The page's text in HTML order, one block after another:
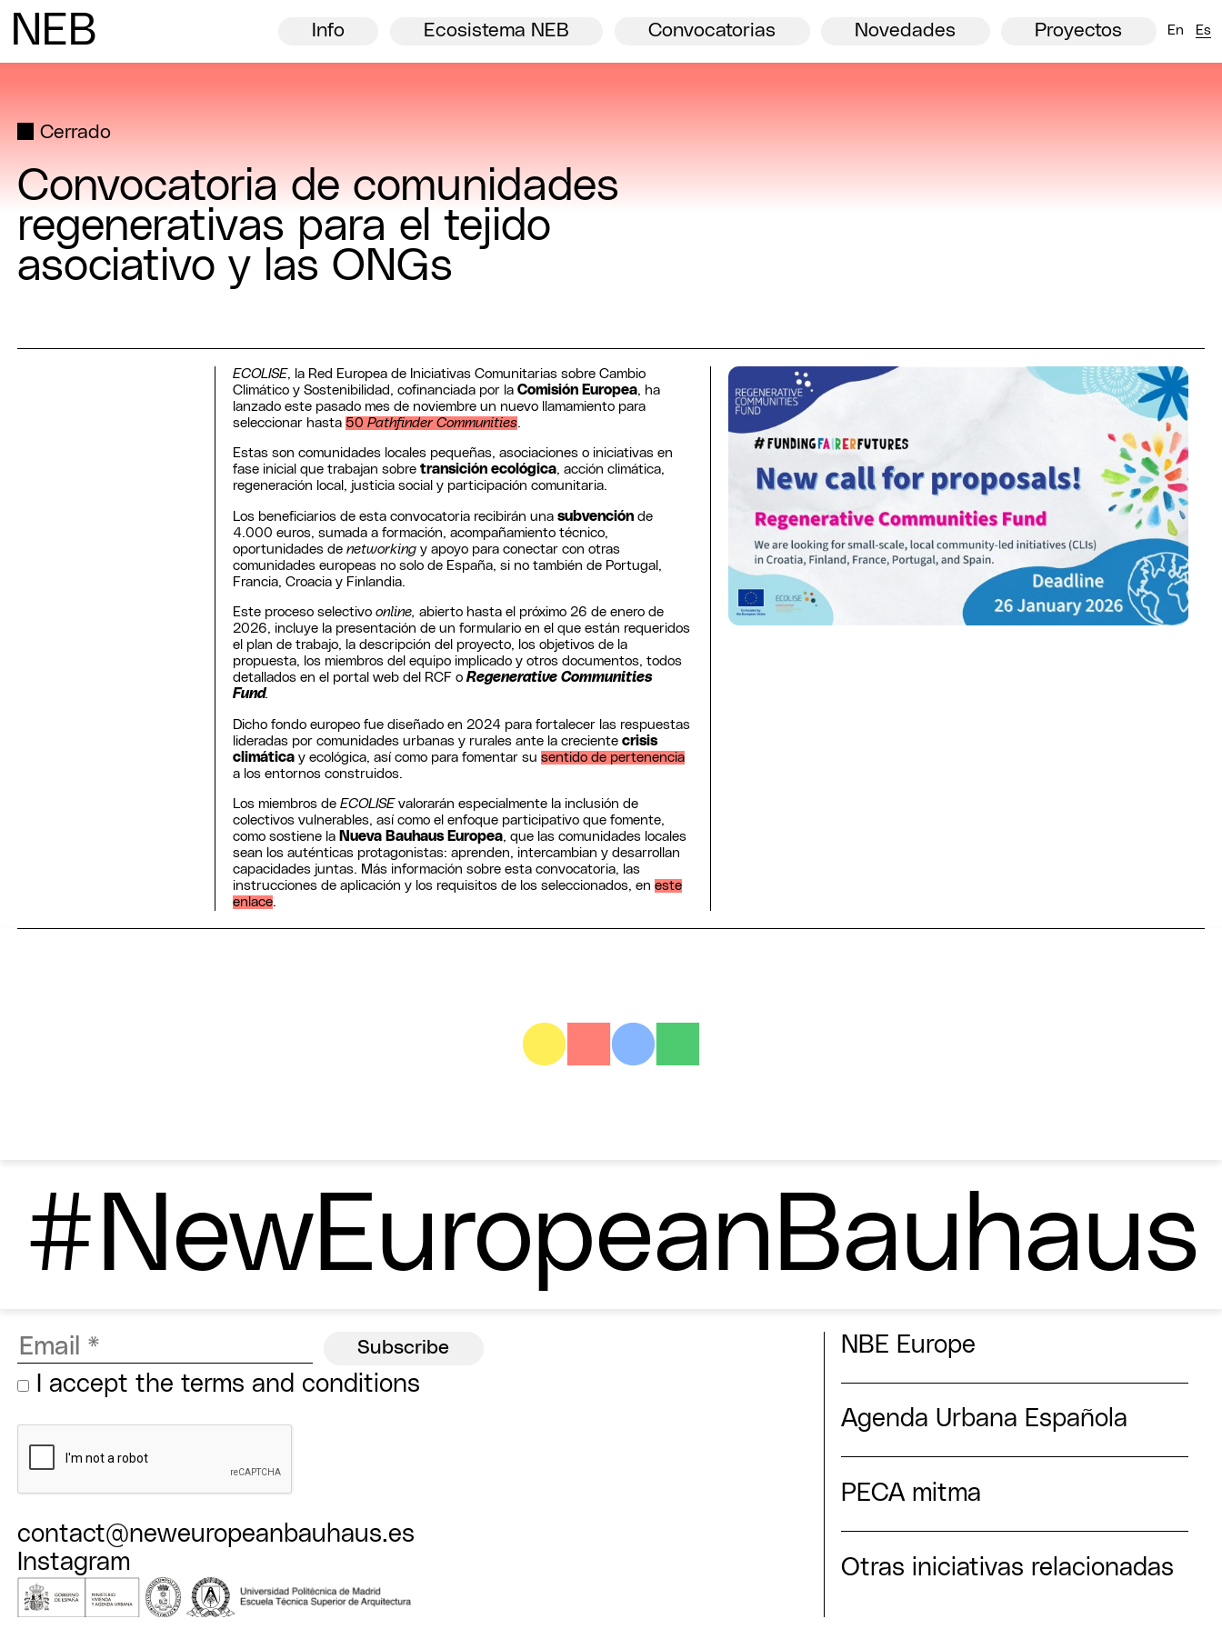
N ew
European
B Info Ecosistema NEB Convocatorias Novedades Proyectos En Es
Bienvenida. NBE Comisión Europea Partners
Noticias
Ver todos Premios New European Bauhaus
Cerrado
Convocatoria de comunidades
regenerativas para el tejido
asociativo y las ONGs
ECOLISE, la Red Europea de Iniciativas Comunitarias sobre Cambio
Climático y Sostenibilidad, cofinanciada por laComisión Europea, ha
lanzado este pasado mes de noviembre un nuevo llamamiento para
seleccionar hasta 50Pathfinder Communities.
Estas son comunidades locales pequeñas, asociaciones o iniciativas en
fase inicial que trabajan sobretransición ecológica, acción climática,
regeneración local, justicia social y participación comunitaria.
Los beneficiarios de esta convocatoria recibirán unasubvención de
4.000 euros, sumada a formación, acompañamiento técnico,
oportunidades denetworkingy apoyo para conectar con otras
comunidades europeas no solo de España, si no también de Portugal,
Francia, Croacia y Finlandia.
Este proceso selectivoonline,abierto hasta el próximo 26 de enero de
2026, incluye la presentación de un formulario en el que están requeridos
el plan de trabajo, la descripción del proyecto, los objetivos de la
propuesta, los miembros del equipo implicado y otros documentos, todos
detallados en el portal web del RCF oRegenerative Communities
Fund.
Dicho fondo europeo fue diseñado en 2024 para fortalecer las respuestas
lideradas por comunidades urbanas y rurales ante la creciente crisis
climática y ecológica, así como para fomentar susentido de pertenencia
a los entornos construidos.
Los miembros deECOLISEvalorarán especialmente la inclusión de
colectivos vulnerables, así como el enfoque participativo que fomente,
como sostiene la Nueva Bauhaus Europea, que las comunidades locales
sean los auténticas protagonistas: aprenden, intercambian y desarrollan
capacidades juntas. Más información sobre esta convocatoria, las
instrucciones de aplicación y los requisitos de los seleccionados, eneste
enlace.
#NewEuropeanBauhaus
I accept the terms and conditions
contact@neweuropeanbauhaus.es
Instagram
NBE Europe
Agenda Urbana Española
PECA mitma
Otras iniciativas relacionadas